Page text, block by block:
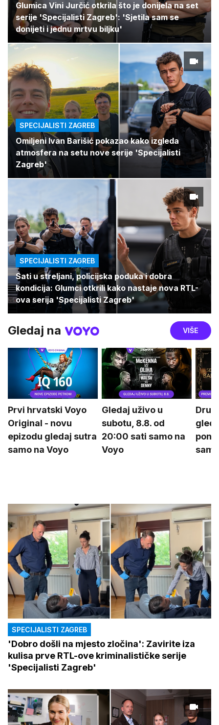
Glumica Vini Jurčić otkrila što je donijela na set
serije 'Specijalisti Zagreb': 'Sjetila sam se
donijeti i jednu mrtvu biljku'
SPECIJALISTI ZAGREB
Omiljeni Ivan Barišić pokazao kako izgleda
atmosfera na setu nove serije 'Specijalisti
Zagreb'
SPECIJALISTI ZAGREB
Sati u streljani, policijska poduka i dobra
kondicija: Glumci otkrili kako nastaje nova RTL-
ova serija 'Specijalisti Zagreb'
Gledaj na VIŠE
Prvi hrvatski Voyo
Original - novu
epizodu gledaj sutra
samo na Voyo
Gledaj uživo u
subotu, 8.8. od
20:00 sati samo na
Voyo
SPECIJALISTI ZAGREB
'Dobro došli na mjesto zločina': Zavirite iza
kulisa prve RTL-ove kriminalističke serije
'Specijalisti Zagreb'